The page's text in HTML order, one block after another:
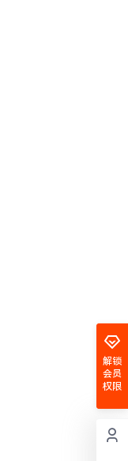
解锁
会员
权限